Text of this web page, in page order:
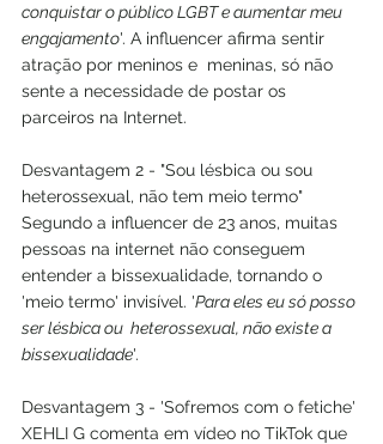
conquistar o público LGBT e aumentar meu
engajamento'. A influencer afirma sentir
atração por meninos e  meninas, só não
sente a necessidade de postar os
parceiros na Internet.
Desvantagem 2 - "Sou lésbica ou sou
heterossexual, não tem meio termo"
Segundo a influencer de 23 anos, muitas
pessoas na internet não conseguem
entender a bissexualidade, tornando o
'meio termo' invisível. 'Para eles eu só posso
ser lésbica ou  heterossexual, não existe a
bissexualidade'.
Desvantagem 3 - 'Sofremos com o fetiche'
XEHLI G comenta em vídeo no TikTok que